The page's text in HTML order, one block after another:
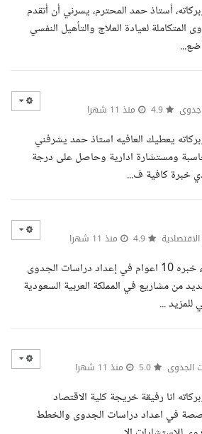
أستاذ حمد المحترم، يسرني أن أتقدم
لعيادة العلاج والتأهيل النفسي
منذ 11 شهرا
يعطيك العافيه استاذ حمد يشرفني
ومستشارة ادارية وحاصل على درجة
خبرة كافية ف...
منذ 11 شهرا
السلام عليكم معك م اسماء خبره 10 اعوام في إعداد دراسات الجدوى
من مشاريع في المملكة العربية السعودية
...
الجدوى منذ 11 شهرا
انا رفيقة خريجة كلية الاقتصاد
في اعداد دراسات الجدوى والخطط